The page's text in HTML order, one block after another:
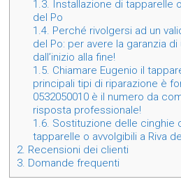
1.3. Installazione di tapparelle
del Po
1.4. Perché rivolgersi ad un
del Po: per avere la garanzia
dall’inizio alla fine!
1.5. Chiamare Eugenio il
principali tipi di riparazione è
0532050010 è il numero da
risposta professionale!
1.6. Sostituzione delle cinghie
tapparelle o avvolgibili a Riva
2. Recensioni dei clienti
3. Domande frequenti